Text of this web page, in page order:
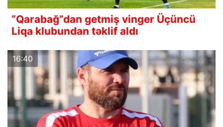
“Qarabağ”dan getmiş vinger Üçüncü
Liqa klubundan təklif aldı
16:40